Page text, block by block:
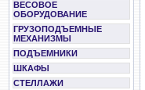
ВЕСОВОЕ
ОБОРУДОВАНИЕ
ГРУЗОПОДЪЕМНЫЕ
МЕХАНИЗМЫ
ПОДЪЕМНИКИ
ШКАФЫ
СТЕЛЛАЖИ